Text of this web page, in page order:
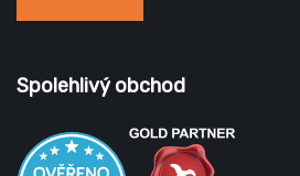
Spolehlivý obchod